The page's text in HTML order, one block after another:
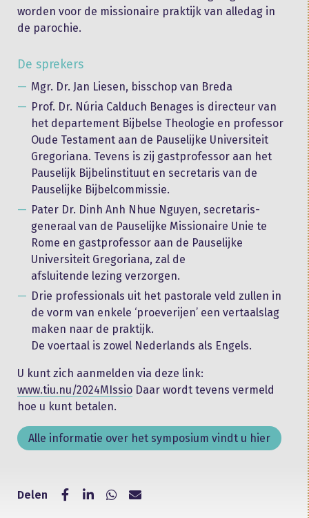
worden voor de missionaire praktijk van alledag in
de parochie.
De sprekers
Mgr. Dr. Jan Liesen, bisschop van Breda
Prof. Dr. Núria Calduch Benages is directeur van
het departement Bijbelse Theologie en professor
Oude Testament aan de Pauselijke Universiteit
Gregoriana. Tevens is zij gastprofessor aan het
Pauselijk Bijbelinstituut en secretaris van de
Pauselijke Bijbelcommissie.
Pater Dr. Dinh Anh Nhue Nguyen, secretaris-
generaal van de Pauselijke Missionaire Unie te
Rome en gastprofessor aan de Pauselijke
Universiteit Gregoriana, zal de
afsluitende lezing verzorgen.
Drie professionals uit het pastorale veld zullen in
de vorm van enkele ‘proeverijen’ een vertaalslag
maken naar de praktijk.
De voertaal is zowel Nederlands als Engels.
U kunt zich aanmelden via deze link:
www.tiu.nu/2024MIssio Daar wordt tevens vermeld
hoe u kunt betalen.
Alle informatie over het symposium vindt u hier
Delen